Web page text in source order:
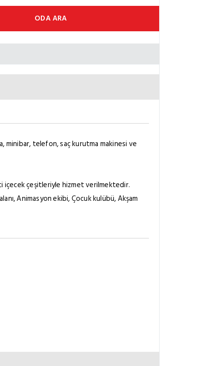
ODA ARA
minibar, telefon, saç kurutma makinesi ve
içecek çeşitleriyle hizmet verilmektedir.
Animasyon ekibi, Çocuk kulübü, Akşam